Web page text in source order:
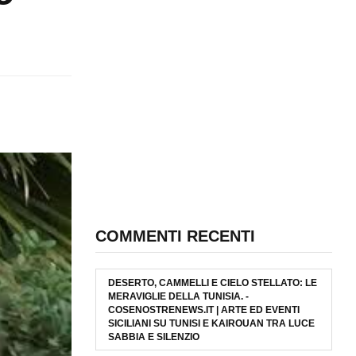
COMMENTI RECENTI
DESERTO, CAMMELLI E CIELO STELLATO: LE
MERAVIGLIE DELLA TUNISIA. -
COSENOSTRENEWS.IT | ARTE ED EVENTI
SICILIANISU TUNISI E KAIROUAN TRA LUCE
SABBIA E SILENZIO